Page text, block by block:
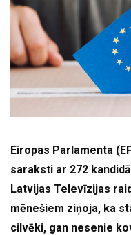
Eiropas Parlamenta
saraksti ar 272
Latvijas Televīzijas
mēnešiem ziņoja, ka
cilvēki, gan nesenie